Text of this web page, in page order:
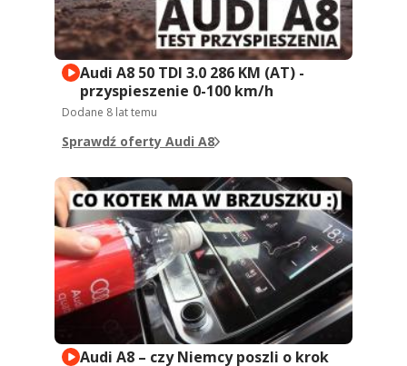
Audi A8 50 TDI 3.0 286 KM (AT) -
przyspieszenie 0-100 km/h
Dodane 8 lat temu
Sprawdź oferty Audi A8
Audi A8 – czy Niemcy poszli o krok